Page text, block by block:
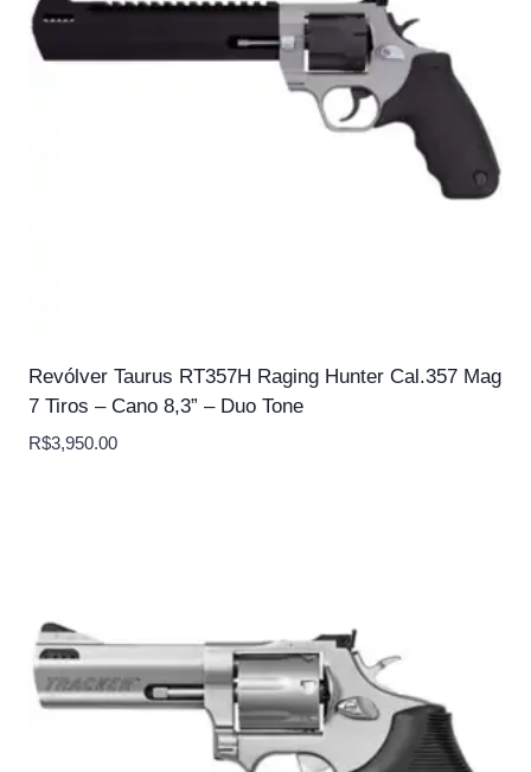
Revólver Taurus RT357H Raging Hunter Cal.357 Mag
7 Tiros – Cano 8,3” – Duo Tone
R$3,950.00